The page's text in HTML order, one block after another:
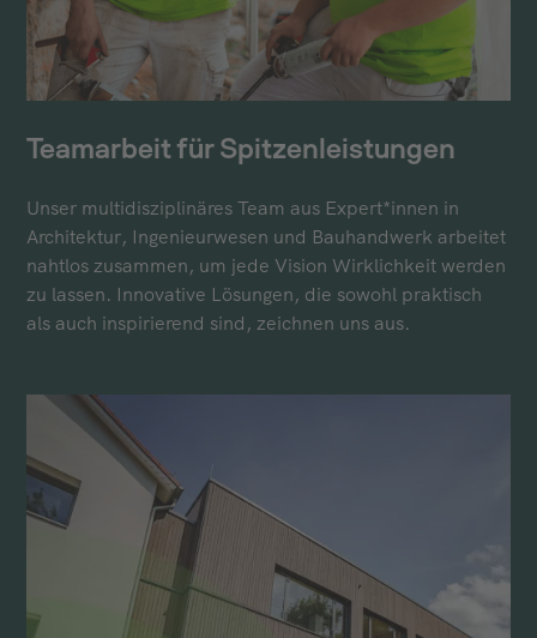
Teamarbeit für Spitzenleistungen
Unser multidisziplinäres Team aus Expert*innen in
Architektur, Ingenieurwesen und Bauhandwerk arbeitet
nahtlos zusammen, um jede Vision Wirklichkeit werden
zu lassen. Innovative Lösungen, die sowohl praktisch
als auch inspirierend sind, zeichnen uns aus.